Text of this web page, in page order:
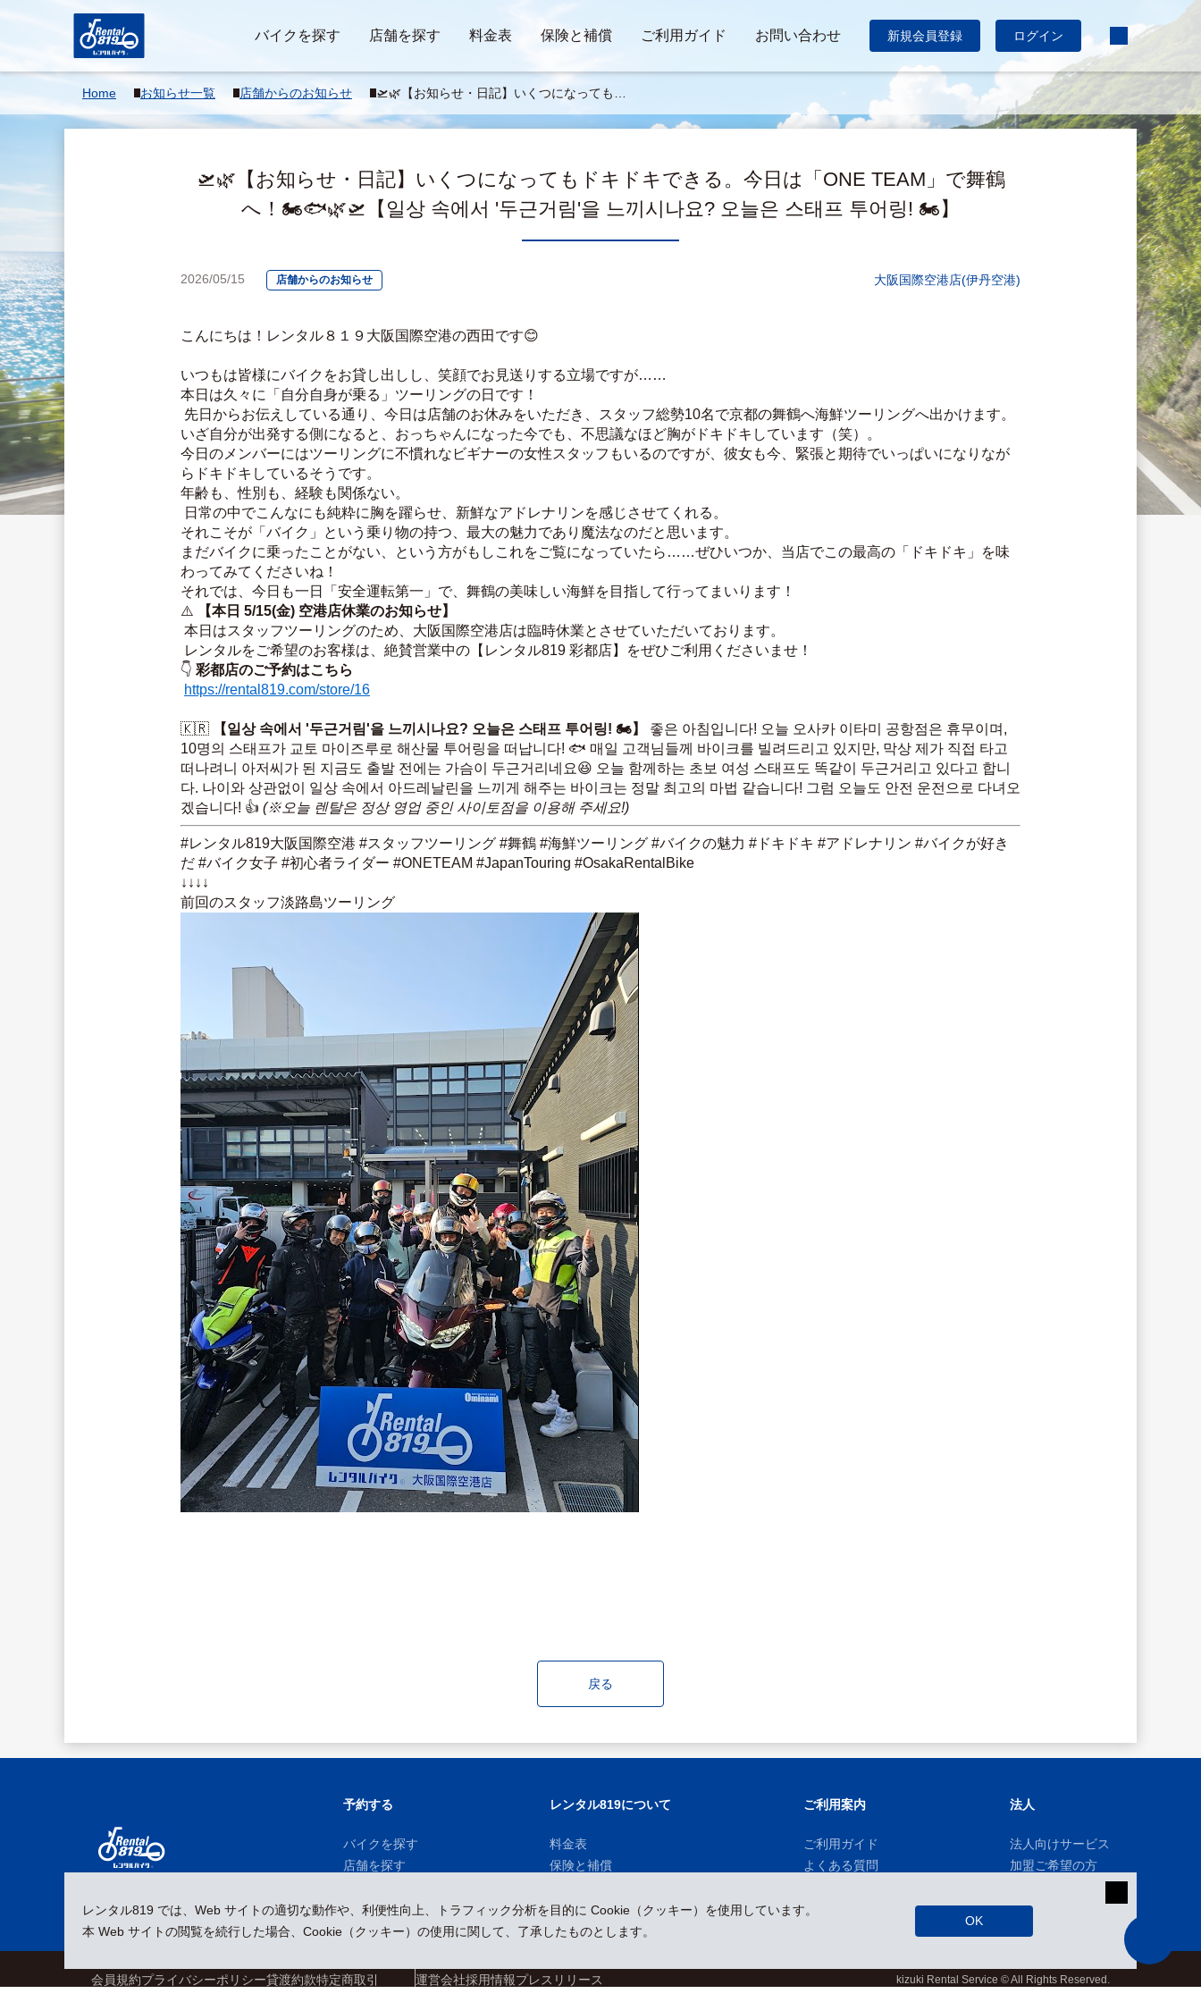
バイクを探す 店舗を探す 料金表 保険と補償 ご利用ガイド お問い合わせ 新規会員登録 ログイン
Home お知らせ一覧 店舗からのお知らせ
🛫🌿【お知らせ・日記】いくつになってもド
キドキできる。今日は「ONE TEAM」で舞
🛫🌿【お知らせ・日記】いくつになってもドキドキできる。今日は「ONE TEAM」で舞鶴
へ！🏍️🐟🌿🛫【일상 속에서 '두근거림'을 느끼시나요? 오늘은 스태프 투어링! 🏍️】
2026/05/15 店舗からのお知らせ 大阪国際空港店(伊丹空港)
こんにちは！レンタル８１９大阪国際空港の西田です😊
いつもは皆様にバイクをお貸し出しし、笑顔でお見送りする立場ですが……
本日は久々に「自分自身が乗る」ツーリングの日です！
先日からお伝えしている通り、今日は店舗のお休みをいただき、スタッフ総勢10名で京都の舞鶴へ海鮮ツーリングへ出かけます。
いざ自分が出発する側になると、おっちゃんになった今でも、不思議なほど胸がドキドキしています（笑）。
今日のメンバーにはツーリングに不慣れなビギナーの女性スタッフもいるのですが、彼女も今、緊張と期待でいっぱいになりなが
らドキドキしているそうです。
年齢も、性別も、経験も関係ない。
日常の中でこんなにも純粋に胸を躍らせ、新鮮なアドレナリンを感じさせてくれる。
それこそが「バイク」という乗り物の持つ、最大の魅力であり魔法なのだと思います。
まだバイクに乗ったことがない、という方がもしこれをご覧になっていたら……ぜひいつか、当店でこの最高の「ドキドキ」を味
わってみてくださいね！
それでは、今日も一日「安全運転第一」で、舞鶴の美味しい海鮮を目指して行ってまいります！
⚠️
【本日 5/15(金) 空港店休業のお知らせ】
本日はスタッフツーリングのため、大阪国際空港店は臨時休業とさせていただいております。
レンタルをご希望のお客様は、絶賛営業中の【レンタル819 彩都店】をぜひご利用くださいませ！
👇 彩都店のご予約はこちら
https://rental819.com/store/16
🇰🇷 【일상 속에서 '두근거림'을 느끼시나요? 오늘은 스태프 투어링! 🏍️】
좋은 아침입니다! 오늘 오사카 이타미 공항점은 휴무이며,
10명의 스태프가 교토 마이즈루로 해산물 투어링을 떠납니다! 🐟 매일 고객님들께 바이크를 빌려드리고 있지만, 막상 제가 직접 타고
떠나려니 아저씨가 된 지금도 출발 전에는 가슴이 두근거리네요😆 오늘 함께하는 초보 여성 스태프도 똑같이 두근거리고 있다고 합니
다. 나이와 상관없이 일상 속에서 아드레날린을 느끼게 해주는 바이크는 정말 최고의 마법 같습니다! 그럼 오늘도 안전 운전으로 다녀오
겠습니다! 👍 (※오늘 렌탈은 정상 영업 중인 사이토점을 이용해 주세요!)
#レンタル819大阪国際空港 #スタッフツーリング #舞鶴 #海鮮ツーリング #バイクの魅力 #ドキドキ #アドレナリン #バイクが好き
だ #バイク女子 #初心者ライダー #ONETEAM #JapanTouring #OsakaRentalBike
↓↓↓↓
前回のスタッフ淡路島ツーリング
戻る
レンタル819 では、Web サイトの適切な動作や、利便性向上、トラフィック分析を目的に Cookie（クッキー）を使用しています。
本 Web サイトの閲覧を続行した場合、Cookie（クッキー）の使用に関して、了承したものとします。
OK
予約する
バイクを探す
店舗を探す
レンタル819について
料金表
保険と補償
ご利用案内
ご利用ガイド
よくある質問
法人
法人向けサービス
加盟ご希望の方
会員規約プライバシーポリシー貸渡約款特定商取引 運営会社採用情報プレスリリース kizuki Rental Service © All Rights Reserved.